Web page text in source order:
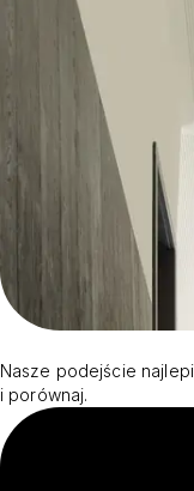
Nasze podejście
i porównaj.